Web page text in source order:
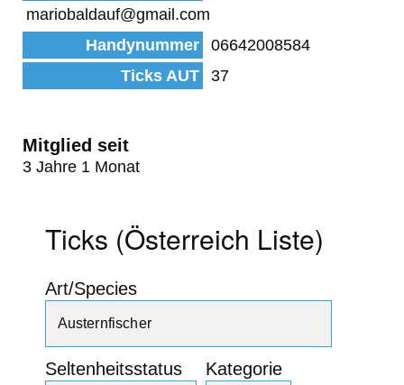
mariobaldauf@gmail.com
Handynummer
06642008584
Ticks AUT
37
Mitglied seit
3 Jahre 1 Monat
Ticks (Österreich Liste)
Art/Species
Seltenheitsstatus Kategorie